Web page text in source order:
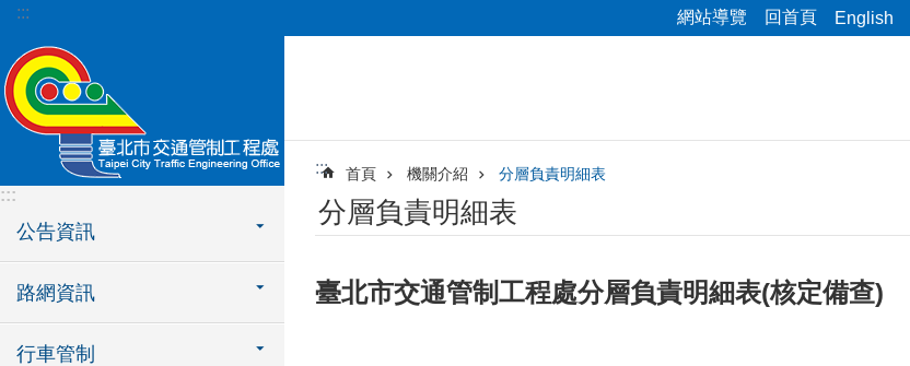
跳到主要內容區塊
::: 網站導覽 回首頁 English
:::
公告資訊
路網資訊
行車管制
::: 首頁 機關介紹 分層負責明細表
分層負責明細表
臺北市交通管制工程處分層負責明細表(核定備查)